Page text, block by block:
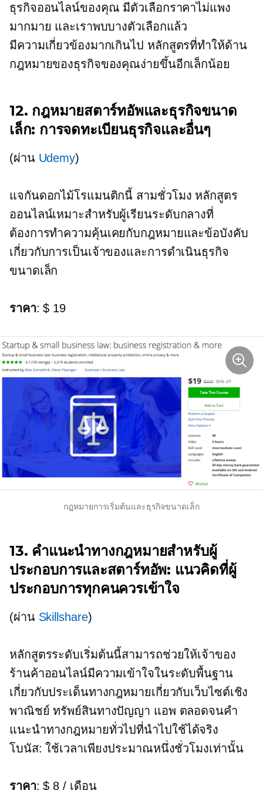
ธุรกิจออนไลน์ของคุณ มีตัวเลือกราคาไม่แพง
มากมาย และเราพบบางตัวเลือกแล้ว
มีความเกี่ยวข้องมากเกินไป หลักสูตรที่ทำให้ด้าน
กฎหมายของธุรกิจของคุณง่ายขึ้นอีกเล็กน้อย
12. กฎหมายสตาร์ทอัพและธุรกิจขนาด
เล็ก: การจดทะเบียนธุรกิจและอื่นๆ
(ผ่าน Udemy)
แจกันดอกไม้โรแมนติกนี้ สามชั่วโมง หลักสูตร
ออนไลน์เหมาะสำหรับผู้เรียนระดับกลางที่
ต้องการทำความคุ้นเคยกับกฎหมายและข้อบังคับ
เกี่ยวกับการเป็นเจ้าของและการดำเนินธุรกิจ
ขนาดเล็ก
ราคา: $ 19
กฎหมายการเริ่มต้นและธุรกิจขนาดเล็ก
13. คำแนะนำทางกฎหมายสำหรับผู้
ประกอบการและสตาร์ทอัพ: แนวคิดที่ผู้
ประกอบการทุกคนควรเข้าใจ
(ผ่าน Skillshare)
หลักสูตรระดับเริ่มต้นนี้สามารถช่วยให้เจ้าของ
ร้านค้าออนไลน์มีความเข้าใจในระดับพื้นฐาน
เกี่ยวกับประเด็นทางกฎหมายเกี่ยวกับเว็บไซต์เชิง
พาณิชย์ ทรัพย์สินทางปัญญา แอพ ตลอดจนคำ
แนะนำทางกฎหมายทั่วไปที่นำไปใช้ได้จริง
โบนัส: ใช้เวลาเพียงประมาณหนึ่งชั่วโมงเท่านั้น
ราคา: $ 8 / เดือน